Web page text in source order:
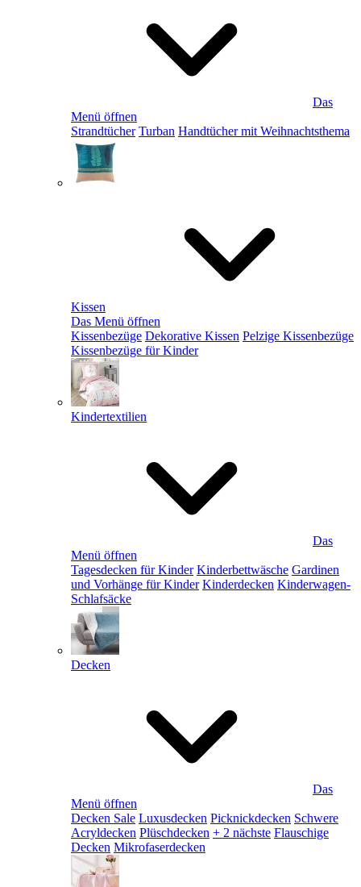
Das
Menü öffnen
Strandtücher Turban Handtücher mit Weihnachtsthema
Kissen
Das Menü öffnen
Kissenbezüge Dekorative Kissen Pelzige Kissenbezüge
Kissenbezüge für Kinder
Kindertextilien
Das
Menü öffnen
Tagesdecken für Kinder Kinderbettwäsche Gardinen
und Vorhänge für Kinder Kinderdecken Kinderwagen-
Schlafsäcke
Decken
Das
Menü öffnen
Decken Sale Luxusdecken Picknickdecken Schwere
Acryldecken Plüschdecken + 2 nächste Flauschige
Decken Mikrofaserdecken